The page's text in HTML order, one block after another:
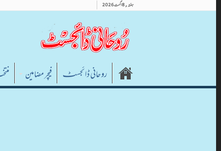
ہفتہ , 8 اگست 2026
روحانی ڈائجسٹـ فیچر مضامین